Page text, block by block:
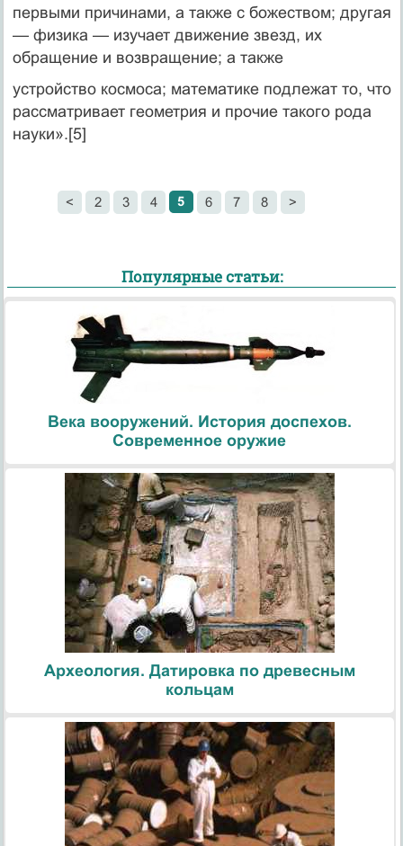
первыми причинами, а также с божеством; другая
— физика — изучает движение звезд, их
обращение и возвращение; а также
устройство космоса; математике подлежат то, что
рассматривает геометрия и прочие такого рода
науки».[5]
< 2 3 4 5 6 7 8 >
Популярные статьи:
Века вооружений. История доспехов.
Современное оружие
Археология. Датировка по древесным
кольцам